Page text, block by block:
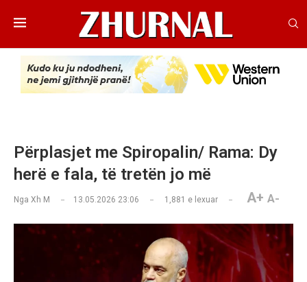
Përplasjet me Spiropalin/ Rama: Dy
herë e fala, të tretën jo më
Nga Xh M 13.05.2026 23:06 1,881 e lexuar A+ A-